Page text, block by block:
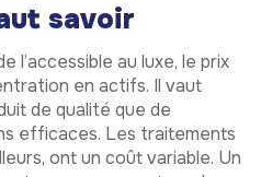
savoir
l’accessible au luxe, le prix
en actifs. Il vaut
de qualité que de
efficaces. Les traitements
ont un coût variable. Un